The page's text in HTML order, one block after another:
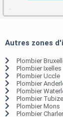
Autres zones
Plombier
Plombier Ixelles
Plombier Uccle
Plombier
Plombier
Plombier Tubize
Plombier Mons
Plombier